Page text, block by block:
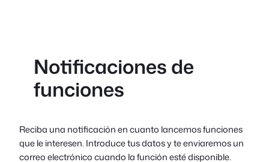
Czech
Notificaciones de
funciones
Reciba una notificación en cuanto lancemos funciones
que le interesen. Introduce tus datos y te enviaremos un
correo electrónico cuando la función esté disponible.